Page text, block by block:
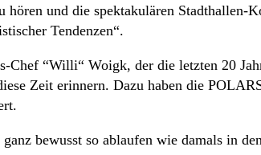
hören und die spektakulären
Tendenzen“.
Chef “Willi“ Woigk, der die letzten 20
Zeit erinnern. Dazu haben die
bewusst so ablaufen wie damals in